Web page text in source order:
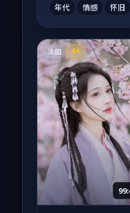
年代 情感 怀旧
法国 4K